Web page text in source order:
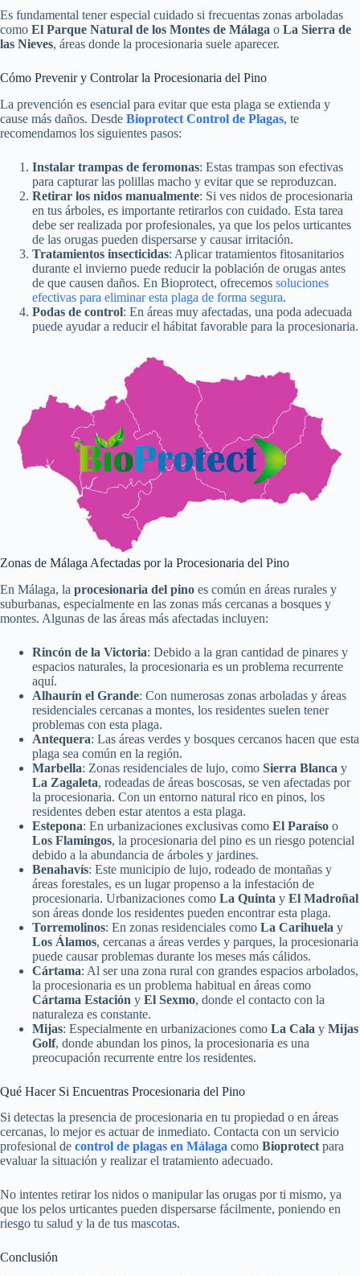
Es fundamental tener especial cuidado si frecuentas zonas arboladas
como El Parque Natural de los Montes de Málaga o La Sierra de
las Nieves, áreas donde la procesionaria suele aparecer.
Cómo Prevenir y Controlar la Procesionaria del Pino
La prevención es esencial para evitar que esta plaga se extienda y
cause más daños. Desde Bioprotect Control de Plagas, te
recomendamos los siguientes pasos:
Instalar trampas de feromonas: Estas trampas son efectivas
para capturar las polillas macho y evitar que se reproduzcan.
Retirar los nidos manualmente: Si ves nidos de procesionaria
en tus árboles, es importante retirarlos con cuidado. Esta tarea
debe ser realizada por profesionales, ya que los pelos urticantes
de las orugas pueden dispersarse y causar irritación.
Tratamientos insecticidas: Aplicar tratamientos fitosanitarios
durante el invierno puede reducir la población de orugas antes
de que causen daños. En Bioprotect, ofrecemos soluciones
efectivas para eliminar esta plaga de forma segura.
Podas de control: En áreas muy afectadas, una poda adecuada
puede ayudar a reducir el hábitat favorable para la procesionaria.
Zonas de Málaga Afectadas por la Procesionaria del Pino
En Málaga, la procesionaria del pino es común en áreas rurales y
suburbanas, especialmente en las zonas más cercanas a bosques y
montes. Algunas de las áreas más afectadas incluyen:
Rincón de la Victoria: Debido a la gran cantidad de pinares y
espacios naturales, la procesionaria es un problema recurrente
aquí.
Alhaurín el Grande: Con numerosas zonas arboladas y áreas
residenciales cercanas a montes, los residentes suelen tener
problemas con esta plaga.
Antequera: Las áreas verdes y bosques cercanos hacen que esta
plaga sea común en la región.
Marbella: Zonas residenciales de lujo, como Sierra Blanca y
La Zagaleta, rodeadas de áreas boscosas, se ven afectadas por
la procesionaria. Con un entorno natural rico en pinos, los
residentes deben estar atentos a esta plaga.
Estepona: En urbanizaciones exclusivas como El Paraíso o
Los Flamingos, la procesionaria del pino es un riesgo potencial
debido a la abundancia de árboles y jardines.
Benahavís: Este municipio de lujo, rodeado de montañas y
áreas forestales, es un lugar propenso a la infestación de
procesionaria. Urbanizaciones como La Quinta y El Madroñal
son áreas donde los residentes pueden encontrar esta plaga.
Torremolinos: En zonas residenciales como La Carihuela y
Los Álamos, cercanas a áreas verdes y parques, la procesionaria
puede causar problemas durante los meses más cálidos.
Cártama: Al ser una zona rural con grandes espacios arbolados,
la procesionaria es un problema habitual en áreas como
Cártama Estación y El Sexmo, donde el contacto con la
naturaleza es constante.
Mijas: Especialmente en urbanizaciones como La Cala y Mijas
Golf, donde abundan los pinos, la procesionaria es una
preocupación recurrente entre los residentes.
Qué Hacer Si Encuentras Procesionaria del Pino
Si detectas la presencia de procesionaria en tu propiedad o en áreas
cercanas, lo mejor es actuar de inmediato. Contacta con un servicio
profesional de control de plagas en Málaga como Bioprotect para
evaluar la situación y realizar el tratamiento adecuado.
No intentes retirar los nidos o manipular las orugas por ti mismo, ya
que los pelos urticantes pueden dispersarse fácilmente, poniendo en
riesgo tu salud y la de tus mascotas.
Conclusión